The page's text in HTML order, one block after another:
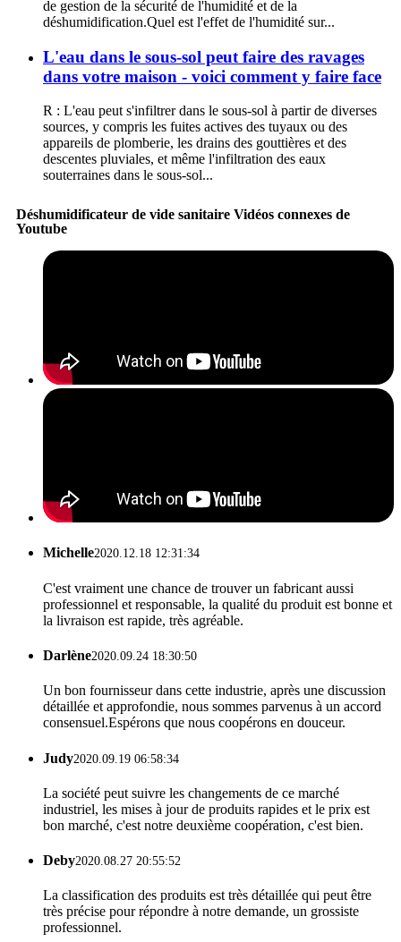
de gestion de la sécurité de l'humidité et de la
déshumidification.Quel est l'effet de l'humidité sur...
L'eau dans le sous-sol peut faire des ravages
dans votre maison - voici comment y faire face
R : L'eau peut s'infiltrer dans le sous-sol à partir de diverses
sources, y compris les fuites actives des tuyaux ou des
appareils de plomberie, les drains des gouttières et des
descentes pluviales, et même l'infiltration des eaux
souterraines dans le sous-sol...
Déshumidificateur de vide sanitaire Vidéos connexes de
Youtube
Michelle2020.12.18 12:31:34
C'est vraiment une chance de trouver un fabricant aussi
professionnel et responsable, la qualité du produit est bonne et
la livraison est rapide, très agréable.
Darlène2020.09.24 18:30:50
Un bon fournisseur dans cette industrie, après une discussion
détaillée et approfondie, nous sommes parvenus à un accord
consensuel.Espérons que nous coopérons en douceur.
Judy2020.09.19 06:58:34
La société peut suivre les changements de ce marché
industriel, les mises à jour de produits rapides et le prix est
bon marché, c'est notre deuxième coopération, c'est bien.
Deby2020.08.27 20:55:52
La classification des produits est très détaillée qui peut être
très précise pour répondre à notre demande, un grossiste
professionnel.